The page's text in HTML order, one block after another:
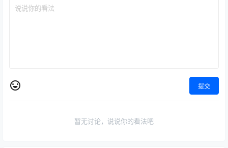
提交
暂无讨论，说说你的看法吧